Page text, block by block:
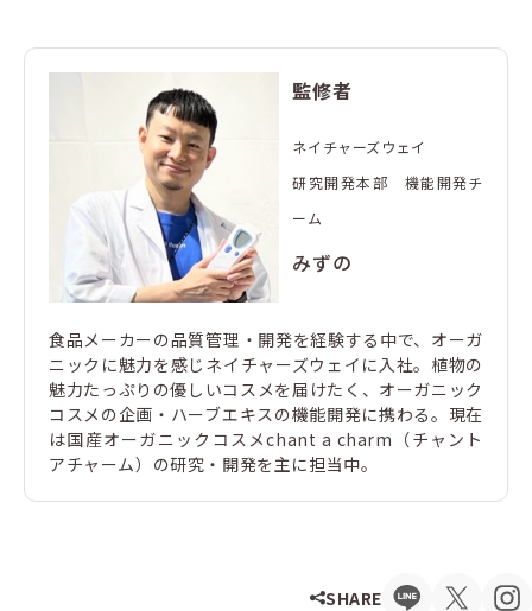
監修者
ネイチャーズウェイ
研究開発本部 機能開発チ
ーム
みずの
食品メーカーの品質管理・開発を経験する中で、オーガ
ニックに魅力を感じネイチャーズウェイに入社。植物の
魅力たっぷりの優しいコスメを届けたく、オーガニック
コスメの企画・ハーブエキスの機能開発に携わる。現在
は国産オーガニックコスメchant a charm（チャント
アチャーム）の研究・開発を主に担当中。
SHARE